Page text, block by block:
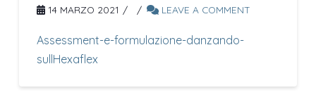
14 MARZO 2021 LEAVE A COMMENT
Assessment-e-formulazione-danzando-
sullHexaflex